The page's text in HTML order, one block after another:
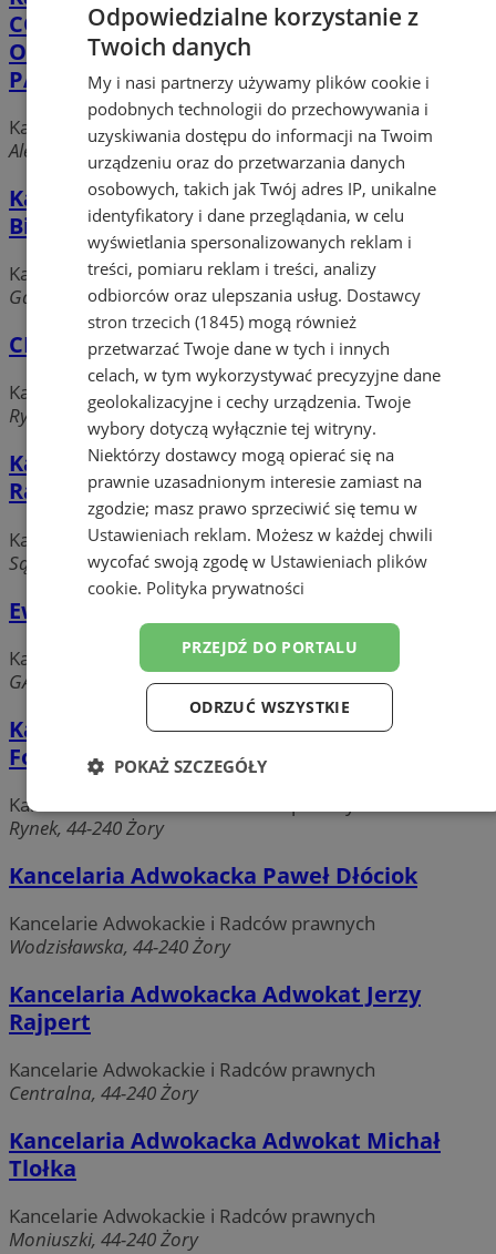
CONSULTING GICALA , KOCZAR ,
OSTROWSKI , POKORSKI SPÓŁKA
PARTNERSKA
Kancelarie Adwokackie i Radców prawnych
Aleja Jana Pawła II, 44-240 Żory
Kancelaria Radcy Prawnego Grzegorz
Bienek
Kancelarie Adwokackie i Radców prawnych
Garncarska, 44-240 Żory
CDO24 Sp. z o.o.
Kancelarie Adwokackie i Radców prawnych
Rybnicka, 44-240 Żory
Kancelaria Radcy Prawnego EFTE Tamara
Rajpert
Kancelarie Adwokackie i Radców prawnych
Sądowa, 44-240 Żory
Ewa Koper Kancelaria Adwokacka
Kancelarie Adwokackie i Radców prawnych
GARNCARSKA, 44-240 ŻORY
Kancelaria Adwokacka Adwokat Paweł
Fojcik
Kancelarie Adwokackie i Radców prawnych
Rynek, 44-240 Żory
Kancelaria Adwokacka Paweł Dłóciok
Kancelarie Adwokackie i Radców prawnych
Wodzisławska, 44-240 Żory
Kancelaria Adwokacka Adwokat Jerzy
Rajpert
Kancelarie Adwokackie i Radców prawnych
Centralna, 44-240 Żory
Kancelaria Adwokacka Adwokat Michał
Tlołka
Kancelarie Adwokackie i Radców prawnych
Moniuszki, 44-240 Żory
Odpowiedzialne korzystanie z
Twoich danych
My i nasi partnerzy używamy plików cookie i
podobnych technologii do przechowywania i
uzyskiwania dostępu do informacji na Twoim
urządzeniu oraz do przetwarzania danych
osobowych, takich jak Twój adres IP, unikalne
identyfikatory i dane przeglądania, w celu
wyświetlania spersonalizowanych reklam i
treści, pomiaru reklam i treści, analizy
odbiorców oraz ulepszania usług. Dostawcy
stron trzecich (1845) mogą również
przetwarzać Twoje dane w tych i innych
celach, w tym wykorzystywać precyzyjne dane
geolokalizacyjne i cechy urządzenia. Twoje
wybory dotyczą wyłącznie tej witryny.
Niektórzy dostawcy mogą opierać się na
prawnie uzasadnionym interesie zamiast na
zgodzie; masz prawo sprzeciwić się temu w
Ustawieniach reklam. Możesz w każdej chwili
wycofać swoją zgodę w Ustawieniach plików
cookie. Polityka prywatności
PRZEJDŹ DO PORTALU
ODRZUĆ WSZYSTKIE
POKAŻ SZCZEGÓŁY
Niezbędne Wydajność Targetowanie
Funkcjonalność
Niezbędne pliki cookie umożliwiają korzystanie z
podstawowych funkcji strony internetowej, takich jak
Nazwa